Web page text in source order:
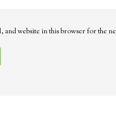
and website in this browser for the